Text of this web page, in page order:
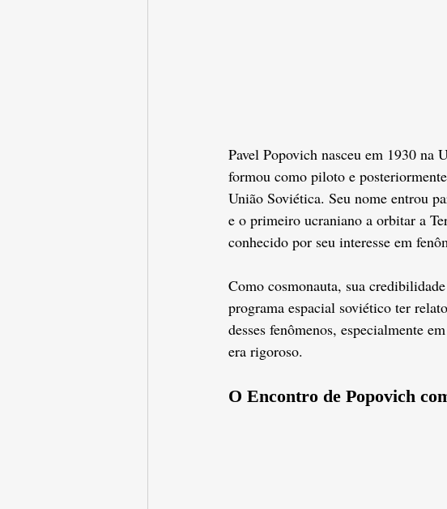
Pavel Popovich nasceu em 1930 na
formou como piloto e
União Soviética. Seu nome entrou
e o primeiro ucraniano a orbitar a
conhecido por seu interesse em
Como cosmonauta, sua
programa espacial soviético ter
desses fenômenos, especialmente
era rigoroso.
O Encontro de Popovich